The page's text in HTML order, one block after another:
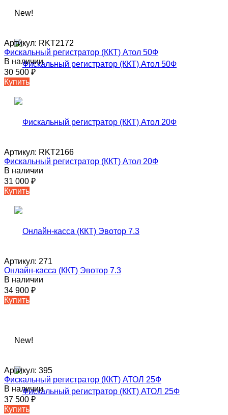
New!
Артикул: RKT2172
Фискальный регистратор (ККТ) Атол 50Ф
В наличии
30 500 ₽
Купить
Артикул: RKT2166
Фискальный регистратор (ККТ) Атол 20Ф
В наличии
31 000 ₽
Купить
Артикул: 271
Онлайн-касса (ККТ) Эвотор 7.3
В наличии
34 900 ₽
Купить
New!
Артикул: 395
Фискальный регистратор (ККТ) АТОЛ 25Ф
В наличии
37 500 ₽
Купить